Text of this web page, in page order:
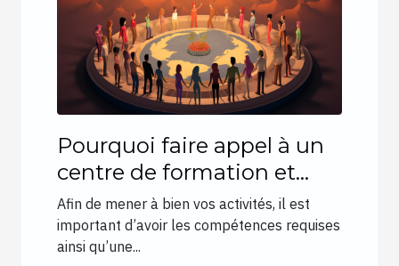
Pourquoi faire appel à un
centre de formation et
d’accompagnement des
parcours professionnels et
personnels ?
Afin de mener à bien vos activités, il est
important d’avoir les compétences requises
ainsi qu’une...